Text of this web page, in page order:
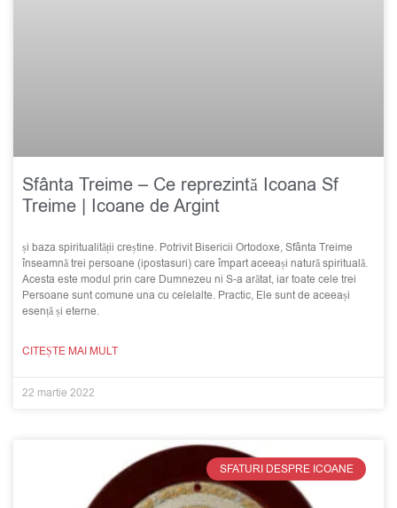
Sfânta Treime – Ce reprezintă Icoana Sf
Treime | Icoane de Argint
și baza spiritualității creștine. Potrivit Bisericii Ortodoxe, Sfânta Treime
înseamnă trei persoane (ipostasuri) care împart aceeași natură spirituală.
Acesta este modul prin care Dumnezeu ni S-a arătat, iar toate cele trei
Persoane sunt comune una cu celelalte. Practic, Ele sunt de aceeași
esență și eterne.
CITEȘTE MAI MULT
22 martie 2022
SFATURI DESPRE ICOANE